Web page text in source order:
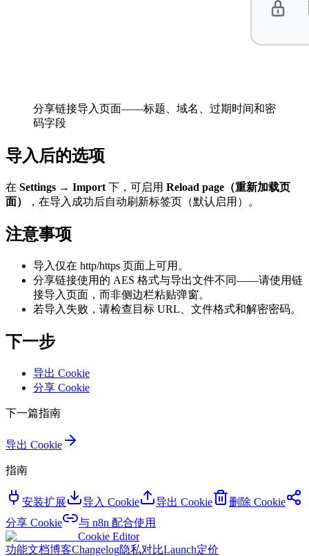
分享链接导入页面——标题、域名、过期时间和密
码字段
导入后的选项
在 Settings → Import 下，可启用 Reload page（重新加载页
面）
，在导入成功后自动刷新标签页（默认启用）。
注意事项
导入仅在 http/https 页面上可用。
分享链接使用的 AES 格式与导出文件不同——请使用链
接导入页面，而非侧边栏粘贴弹窗。
若导入失败，请检查目标 URL、文件格式和解密密码。
下一步
导出 Cookie
分享 Cookie
下一篇指南
导出 Cookie
指南
安装扩展 导入 Cookie 导出 Cookie
删除 Cookie
分享 Cookie
与 n8n 配合使用
Cookie Editor
功能文档博客Changelog隐私对比Launch定价